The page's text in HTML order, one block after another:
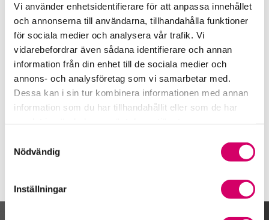
Vi använder enhetsidentifierare för att anpassa innehållet
och annonserna till användarna, tillhandahålla funktioner
för sociala medier och analysera vår trafik. Vi
vidarebefordrar även sådana identifierare och annan
information från din enhet till de sociala medier och
annons- och analysföretag som vi samarbetar med.
Dessa kan i sin tur kombinera informationen med annan
information som du har tillhandahållit eller som de har
Nödvändig
Inställningar
Toplers EkonomiByrå AB
Srf Auktoriserade konsulter
Krister Topler
Auktoriserad Redovisningskonsult
Skicka e-post
070-235 00 05
Tvååker